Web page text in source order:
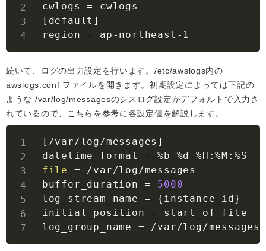
cwlogs =
[ default ]
region = ap-northeast-1
続いて、ログの出力設定を行います。/etc/awslogs内の
awslogs.conf ファイルを開きます。初期設定によっては下記の
ような /var/log/messagesのシスログ設定がデフォルトで入力さ
れているので、こちらを参考に各設定値を解説します。
[ /var/log/messages ]
datetime_format =
file
= /var/log/messages
buffer_duration =
5000
log_stream_name = { instance_id }
initial_position =
start_of_file
log_group_name = /var/log/messages